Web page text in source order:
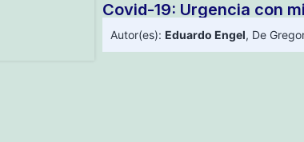
Covid-19: Urgencia con
Autor(es): Eduardo Engel, De